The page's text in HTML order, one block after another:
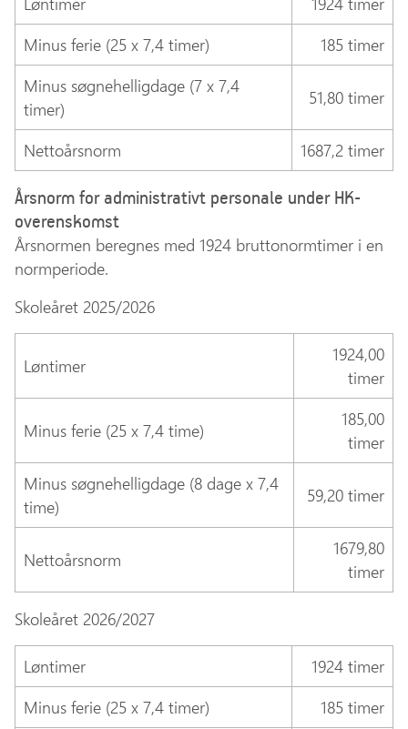
Minus ferie (25 x 7,4 timer)
185 timer
Minus søgnehelligdage (7 x 7,4
timer)
51,80 timer
Nettoårsnorm 1687,2 timer
Årsnorm for administrativt personale under HK-
overenskomst
Årsnormen beregnes med 1924 bruttonormtimer i en
normperiode.
Skoleåret 2025/2026
Løntimer
1924,00
timer
Minus ferie (25 x 7,4 time)
185,00
timer
Minus søgnehelligdage (8 dage x 7,4
time)
59,20 timer
Nettoårsnorm
1679,80
timer
Skoleåret 2026/2027
Løntimer
1924 timer
Minus ferie (25 x 7,4 timer)
185 timer